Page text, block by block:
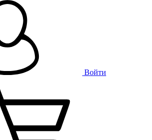
Войти